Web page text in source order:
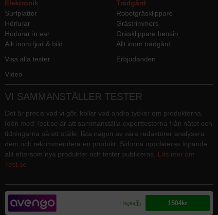
I lager 1504kr
Elektronik
Surfplattor
Hörlurar
Hörlurar in ear
Allt inom ljud & bild
Trädgård
Robotgräsklippare
Grästrimmers
Gräsklippare bensin
Allt inom trädgård
Visa alla tester
Erbjudanden
Video
VI SAMMANSTÄLLER TESTER
Det är precis vad vi gör, kollar vad andra tycker om produkterna.
Idén med Test.se är att sammanställa experttesterna från nätet och
tidningarna på ett ställe, låta någon av våra redaktörer analysera
dem och rekommendera en produkt. Sidorna uppdateras löpande
allt eftersom nya produkter och tester publiceras. Läs mer om
Test.se
Copyright © 2012 - 2026 av Quality Unlimited. Alla rättigheter
reserverade.